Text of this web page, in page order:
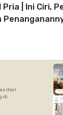
| Ini Ciri,
dan
di